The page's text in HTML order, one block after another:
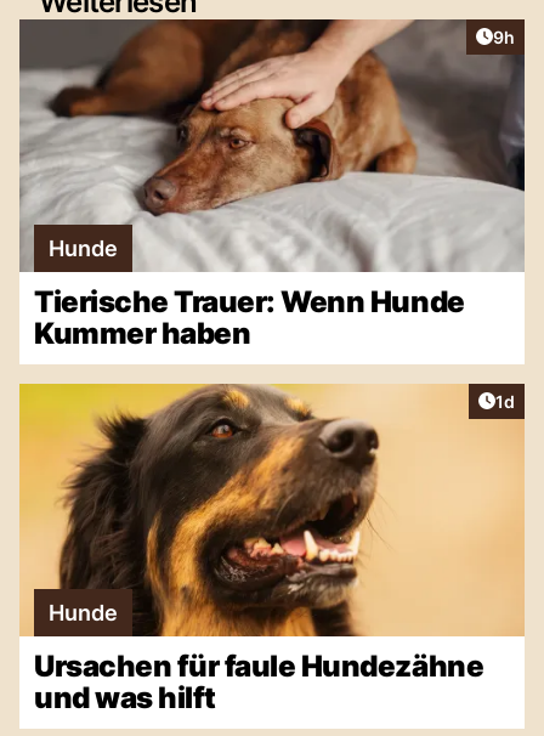
9h
Hunde
Tierische Trauer: Wenn Hunde
Kummer haben
1d
Hunde
Ursachen für faule Hundezähne
und was hilft